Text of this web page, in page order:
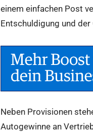
einem einfachen Post
Entschuldigung und
Neben Provisionen
Autogewinne an